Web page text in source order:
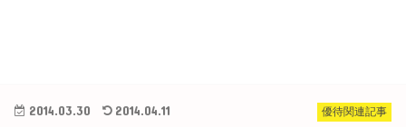
優待関連記事
2014.03.30 2014.04.11